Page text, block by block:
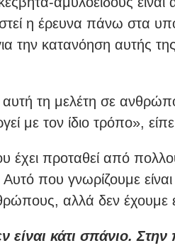
η έρευνα πάνω στα
την κατανόηση αυτής της
τη μελέτη σε
με τον ίδιο τρόπο»,
έχει προταθεί από
που γνωρίζουμε είναι
αλλά δεν έχουμε
είναι κάτι σπάνιο. Στην